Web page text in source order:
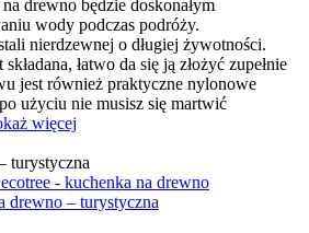
drewno będzie doskonałym
wody podczas podróży.
nierdzewnej o długiej żywotności.
łatwo da się ją złożyć zupełnie
jest również praktyczne nylonowe
użyciu nie musisz się martwić
więcej